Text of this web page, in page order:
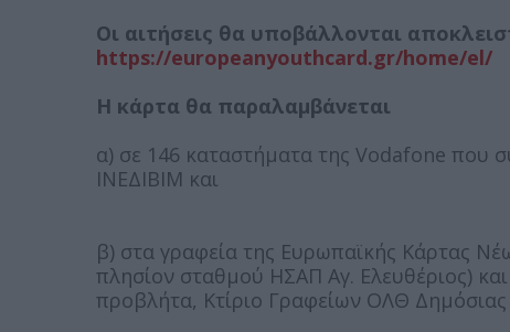
Οι αιτήσεις θα υποβάλλονται
https://europeanyouthcard.gr/home/el/
Η κάρτα θα παραλαμβάνεται
α) σε 146 καταστήματα της Vodafone που
ΙΝΕΔΙΒΙΜ και
β) στα γραφεία της Ευρωπαϊκής Κάρτας
πλησίον σταθμού ΗΣΑΠ Αγ. Ελευθέριος)
προβλήτα, Κτίριο Γραφείων ΟΛΘ